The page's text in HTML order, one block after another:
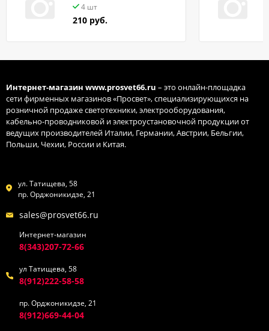
4 шт
210 руб.
Интернет-магазин www.prosvet66.ru – это онлайн-площадка
сети фирменных магазинов «Просвет», специализирующихся на
розничной продаже светотехники, электрооборудования,
кабельно-проводниковой и электроустановочной продукции от
ведущих производителей Италии, Германии, Австрии, Бельгии,
Польши, Чехии, России и Китая.
ул. Татищева, 58
пр. Орджоникидзе, 21
sales@prosvet66.ru
Интернет-магазин
8(343)207-72-66
ул Татищева, 58
8(912)222-58-58
пр. Орджоникидзе, 21
8(912)669-44-04